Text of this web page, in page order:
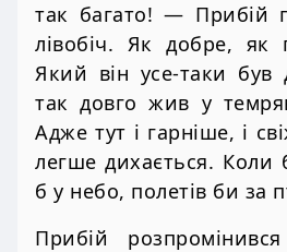
так багато! — Прибій
лівобіч. Як добре, як
Який він усе-таки
так довго жив у
Адже тут і гарніше, і
легше дихається. Коли
б у небо, полетів би за
Прибій